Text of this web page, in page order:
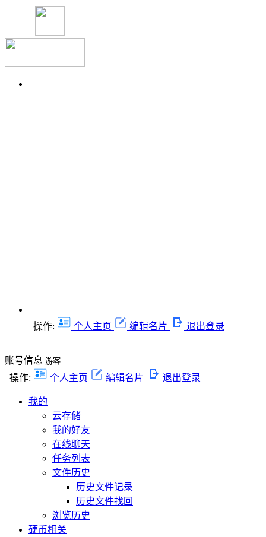
操作: 个人主页 编辑名片 退出登录
账号信息 游客
操作: 个人主页 编辑名片 退出登录
我的
云存储
我的好友
在线聊天
任务列表
文件历史
历史文件记录
历史文件找回
浏览历史
硬币相关